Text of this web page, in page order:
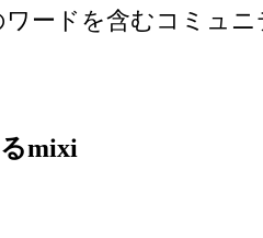
ードを含むコミュニ
mixi